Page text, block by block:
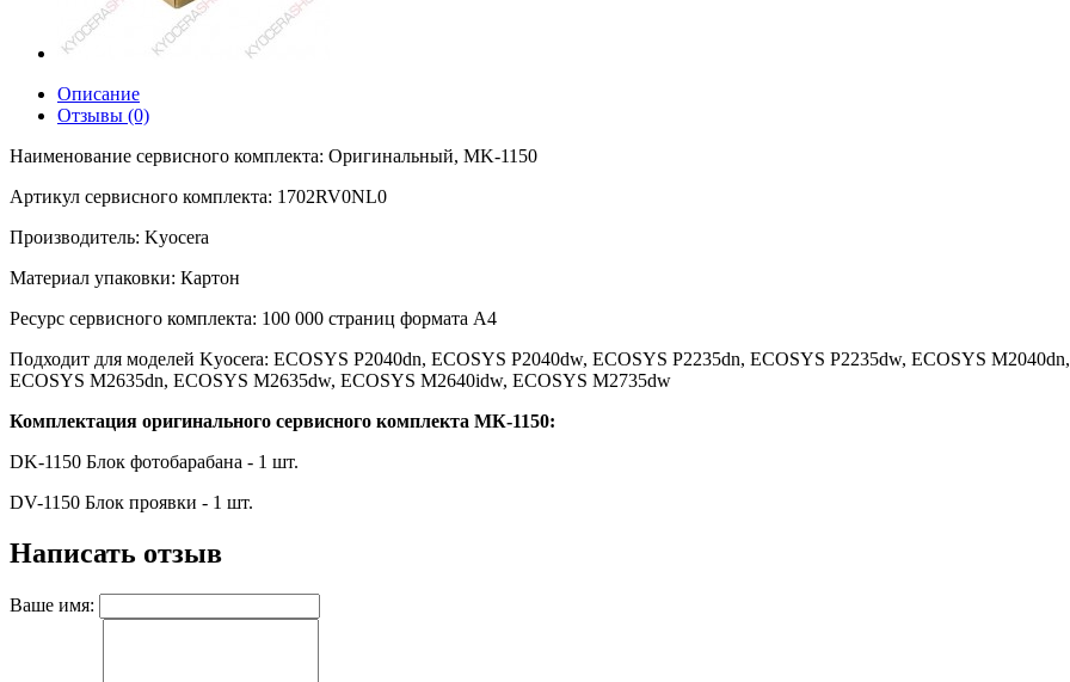
Описание
Отзывы (0)
Наименование сервисного комплекта: Оригинальный, MK-1150
Артикул сервисного комплекта: 1702RV0NL0
Производитель: Kyocera
Материал упаковки: Картон
Ресурс сервисного комплекта: 100 000 страниц формата А4
Подходит для моделей Kyocera: ECOSYS P2040dn, ECOSYS P2040dw, ECOSYS P2235dn, ECOSYS P2235dw, ECOSYS
ECOSYS M2635dn, ECOSYS M2635dw, ECOSYS M2640idw, ECOSYS M2735dw
Комплектация оригинального сервисного комплекта MК-1150:
DK-1150 Блок фотобарабана - 1 шт.
DV-1150 Блок проявки - 1 шт.
Написать отзыв
Ваше имя: